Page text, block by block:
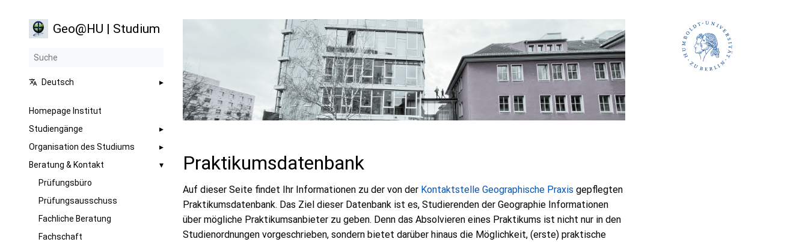
Geo@HU | Studium
Deutsch
Homepage Institut
Studiengänge
Organisation des Studiums
Beratung & Kontakt
Prüfungsbüro
Prüfungsausschuss
Fachliche Beratung
Fachschaft
Praktikumsdatenbank
Auf dieser Seite findet Ihr Informationen zu der von der Kontaktstelle Geographische Praxis gepflegten
Praktikumsdatenbank. Das Ziel dieser Datenbank ist es, Studierenden der Geographie Informationen
über mögliche Praktikumsanbieter zu geben. Denn das Absolvieren eines Praktikums ist nicht nur in den
Studienordnungen vorgeschrieben, sondern bietet darüber hinaus die Möglichkeit, (erste) praktische